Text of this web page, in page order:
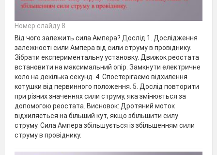
Номер слайду 8
Від чого залежить сила Ампера? Дослід 1. Дослідження
залежності сили Ампера від сили струму в провіднику.
Зібрати експериментальну установку. Движок реостата
встановити на максимальний опір. Замкнути електричне
коло на декілька секунд. 4. Спостерігаємо відхилення
котушки від первинного положення. 5. Дослід повторити
при різних значеннях сили струму, яка змінюється за
допомогою реостата. Висновок: Дротяний моток
відхиляється на більший кут, якщо збільшити силу
струму. Сила Ампера збільшується із збільшенням сили
струму в провіднику.